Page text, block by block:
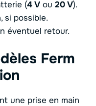
(4 V ou 20 V).
si possible.
éventuel retour.
Ferm
une prise en main